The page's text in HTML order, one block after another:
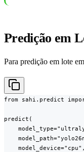
Predição em
Para predição em lote
from sahi.predict
predict(